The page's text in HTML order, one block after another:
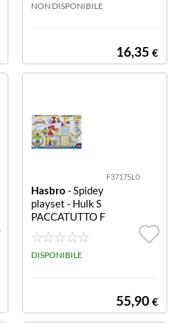
cini tascabili BI
NON DISPONIBILE
16,35 €
F37175L0
Hasbro - Spidey
playset - Hulk S
PACCATUTTO F
37175L0 SPIDE
Y PLAYSET HUL
K SPACCATUTT
DISPONIBILE
55,90 €